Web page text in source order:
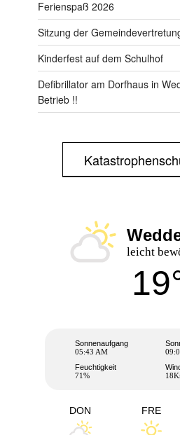
Ferienspaß 2026
Sitzung der
Kinderfest auf dem Schulhof
Defibrillator am Dorfhaus in
Betrieb !!
leicht
Sonnenaufgang
05:43 AM
Feuchtigkeit
71%
DON FRE